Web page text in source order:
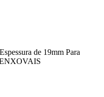
de 19mm Para